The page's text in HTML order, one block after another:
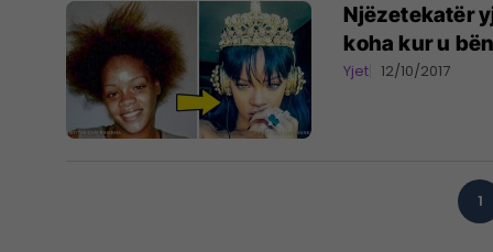
Njëzetekatër
koha kur u
Yjet 12/10/2017
1